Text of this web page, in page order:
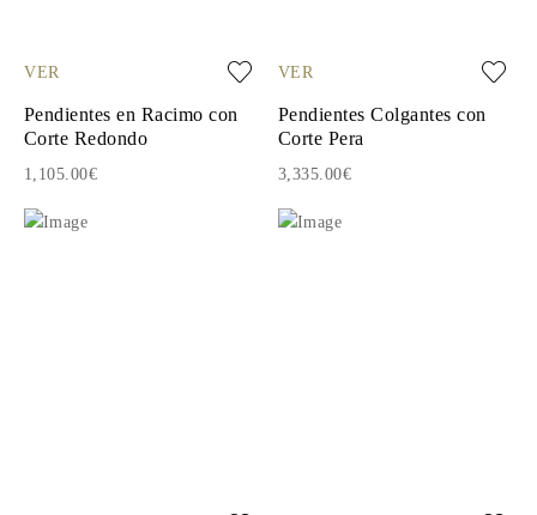
VER
Pendientes en Racimo con
Corte Redondo
1,105.00€
VER
Pendientes Colgantes con
Corte Pera
3,335.00€